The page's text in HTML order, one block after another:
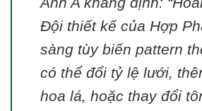
Đội thiết kế của Hợp
sàng tùy biến pattern
có thể đổi tỷ lệ lưới,
hoa lá, hoặc thay đổi